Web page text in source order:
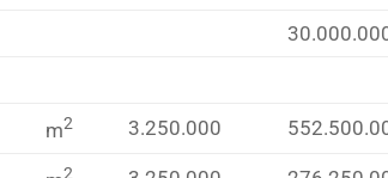
m2 3.250.000
2